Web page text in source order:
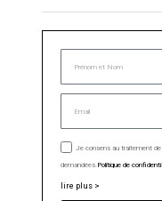
Je consens au traitement
demandées.Politique de
lire plus >